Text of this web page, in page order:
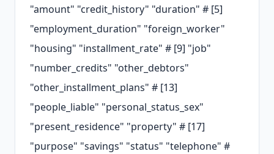
"amount" "credit_history" "duration" # [5]
"employment_duration" "foreign_worker"
"housing" "installment_rate" # [9] "job"
"number_credits" "other_debtors"
"other_installment_plans" # [13]
"people_liable" "personal_status_sex"
"present_residence" "property" # [17]
"purpose" "savings" "status" "telephone" #